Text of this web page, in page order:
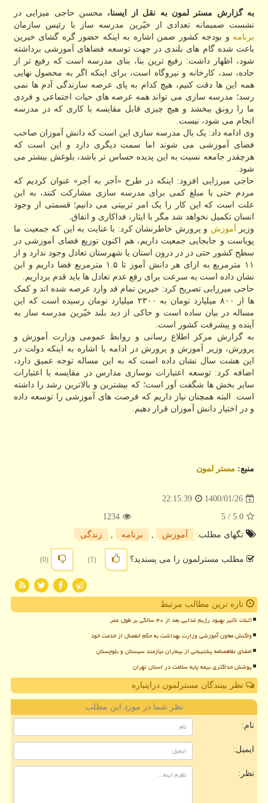
به گزارش مستر لمون به نقل از ایسنا، محسن حاجی میزایی در
نشست صمیمانه تعدادی از خیّرین مدرسه ساز با رئیس سازمان
برنامه و بودجه کشور ضمن اشاره به اینکه حضور گره گشای خیرین
باعث شده گام های بلندی در جهت توسعه فضاهای آموزشی برداشته
شود، اظهار داشت: رفیع ترین بنا، بنای مدرسه است که رفیع تر از
جاده، سد، کارخانه و نیروگاه است، برای اینکه اگر به محصول نهایی
همه این ها دقت کنیم، هیچ کدام به پای عرصه سازندگی آدم ها نمی
رسد؛ مدرسه سازی می تواند همه عرصه های حیات اجتماعی و فردی
ما را رونق ببخشد و هیچ چیزی قابل مقایسه با کاری که در مدرسه
انجام می شود، نیست.
وی ادامه داد: یک بال مدرسه سازی این است که دانش آموزان صاحب
فضای آموزشی می شوند اما سمت دیگری دارد و این است که
هرچقدر جامعه نسبت به این پدیده حساس تر باشد، بلوغش بیشتر می
شود.
حاجی میرزایی افزود: اینکه در طرح «آجر به آجر» عنوان کردیم که
مردم حتی با مبلغ کمی برای مدرسه سازی مشارکت کنند، به این
علت است که این کار را یک امر تربیتی می دانیم؛ قسمتی از وجود
انسان تکمیل نخواهد شد مگر با ایثار، فداکاری و انفاق.
وزیر آموزش و پرورش خاطرنشان کرد: با عنایت به این که جمعیت ما
پویاست و جابجایی جمعیت داریم، هم اکنون توزیع فضای آموزشی در
سطح کشور حتی در در درون استان یا شهرستان تعادل وجود ندارد و از
۱۱ مترمربع به ازای هر دانش آموز تا ۱.۵ مترمربع فضا داریم و این
نشان داده است به سرعت برای رفع عدم تعادل ها باید قدم برداریم.
حاجی میرزایی تصریح کرد: خیرین تمام قد وارد عرصه شده اند و کمک
ها از ۸۰۰ میلیارد تومان به ۲۳۰۰ میلیارد تومان رسیده است که این
مساله در بیان ساده است و حاکی از دید بلند خیّرین مدرسه ساز به
آینده و پیشرفت کشور است.
به گزارش مرکز اطلاع رسانی و روابط عمومی وزارت آموزش و
پرورش، وزیر آموزش و پرورش در ادامه با اشاره به اینکه دولت در
این هشت سال نشان داده است که به این مساله توجه عمیق دارد،
اضافه کرد: توسعه اعتبارات نوسازی مدارس در مقایسه با اعتبارات
سایر بخش ها شگفت آور است؛ که بیشترین و بالاترین رشد را داشته
است. البته همچنان نیاز داریم که فرصت های آموزشی را توسعه داده
و در اختیار دانش آموزان قرار دهیم.
منبع: مستر لمون
1400/01/26
22:15:39
5.0
/ 5
1234
تگهای مطلب:
آموزش , برنامه , زندگی
مطلب مسترلمون را می پسندید؟ (1)
(0)
تازه ترین مطالب مرتبط
اثبات تأثیر بهبود رژیم غذایی بعد از ۴۰ سالگی بر طول عمر
واکنش معاون آموزشی وزارت بهداشت به حکم انفصال از خدمت خود
امضای تفاهمنامه پشتیبانی از بیماران نیازمند سیستان و بلوچستان
پوشش حداکثری بیمه پایه سلامت در استان تهران
نظر بینندگان مسترلمون دراینباره
نظر شما در مورد این مطلب
نام:
ایمیل:
نظر: